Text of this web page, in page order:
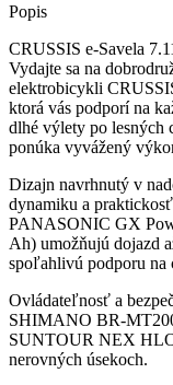
Popis
CRUSSIS e-Savela
Vydajte sa na
elektrobicykli
ktorá vás podporí na
dlhé výlety po lesných
ponúka vyvážený
Dizajn navrhnutý v
dynamiku a
PANASONIC GX
Ah) umožňujú dojazd
spoľahlivú podporu na
Ovládateľnosť a
SHIMANO BR-
SUNTOUR NEX
nerovných úsekoch.